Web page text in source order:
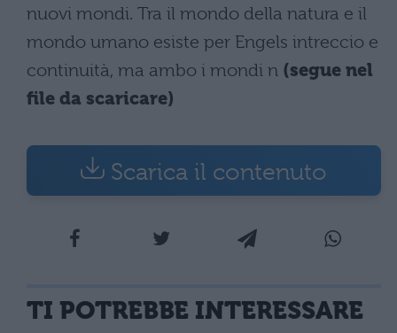
nuovi mondi. Tra il mondo della natura e il
mondo umano esiste per Engels intreccio e
continuità, ma ambo i mondi n (segue nel
file da scaricare)
Scarica il contenuto
TI POTREBBE INTERESSARE